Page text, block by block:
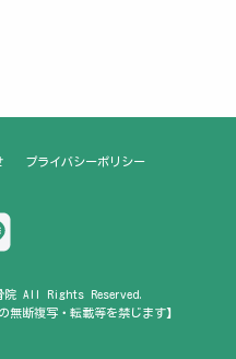
プライバシーポリシー
All Rights Reserved.
無断複写・転載等を禁じます】